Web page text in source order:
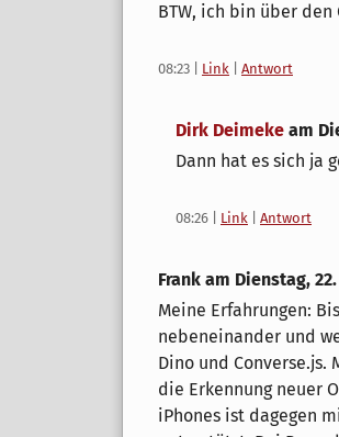
BTW, ich bin über den
08:23 Link Antwort
Dirk Deimeke am
Dann hat es sich ja
08:26 Link Antwort
Frank am Dienstag,
Meine Erfahrungen:
nebeneinander und
Dino und
die Erkennung neuer
iPhones ist dagegen